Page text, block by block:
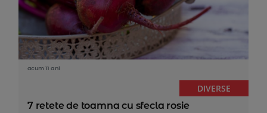
acum 11 ani
DIVERSE
7 retete de toamna cu sfecla rosie